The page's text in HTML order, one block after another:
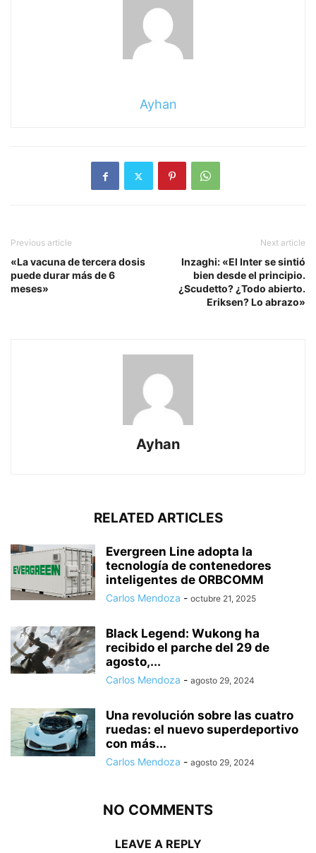
Ayhan
Previous article
«La vacuna de tercera dosis
puede durar más de 6
meses»
Next article
Inzaghi: «El Inter se sintió
bien desde el principio.
¿Scudetto? ¿Todo abierto.
Eriksen? Lo abrazo»
Ayhan
RELATED ARTICLES
Evergreen Line adopta la
tecnología de contenedores
inteligentes de ORBCOMM
Carlos Mendoza - octubre 21, 2025
Black Legend: Wukong ha
recibido el parche del 29 de
agosto,...
Carlos Mendoza - agosto 29, 2024
Una revolución sobre las cuatro
ruedas: el nuevo superdeportivo
con más...
Carlos Mendoza - agosto 29, 2024
NO COMMENTS
LEAVE A REPLY